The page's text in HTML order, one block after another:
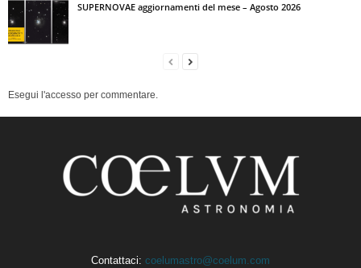
SUPERNOVAE aggiornamenti del mese – Agosto 2026
Esegui l'accesso per commentare.
Contattaci: coelumastro@coelum.com